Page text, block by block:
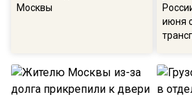
Москвы
июня